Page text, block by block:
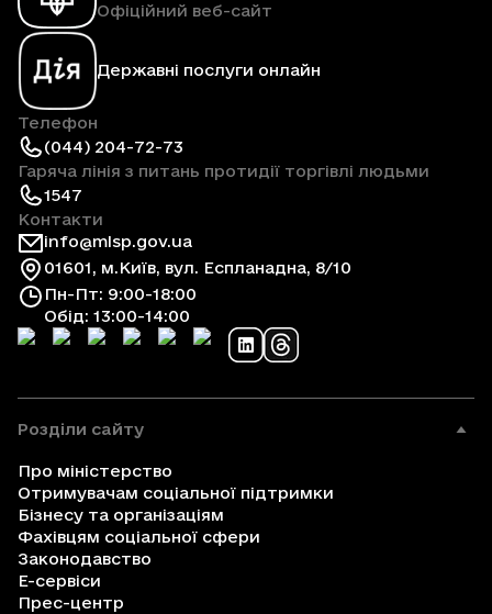
Офіційний веб-сайт
Державні послуги онлайн
Телефон
(044) 204-72-73
Гаряча лінія з питань протидії торгівлі людьми
1547
Контакти
info@mlsp.gov.ua
01601, м.Київ, вул. Еспланадна, 8/10
Пн-Пт: 9:00-18:00
Обід: 13:00-14:00
Розділи сайту
Про міністерство
Отримувачам соціальної підтримки
Бізнесу та організаціям
Фахівцям соціальної сфери
Законодавство
Е-сервіси
Прес-центр